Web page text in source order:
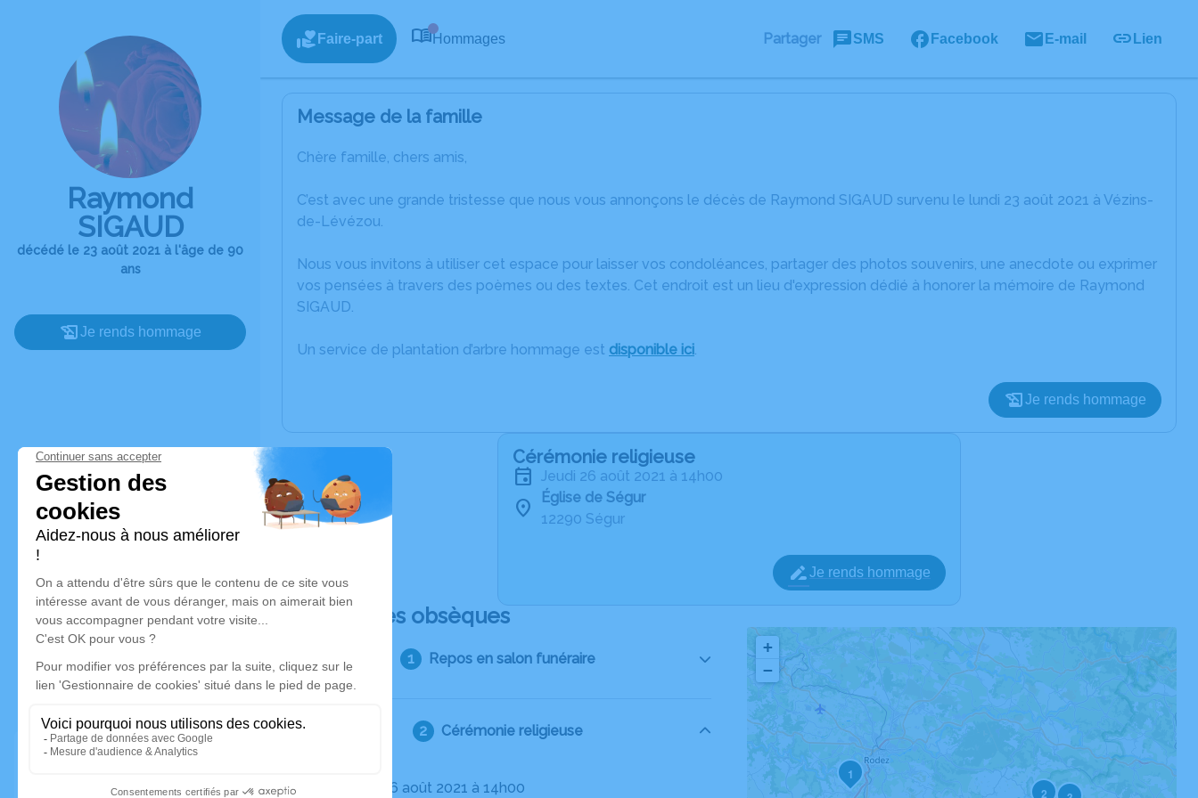
Raymond
SIGAUD
décédé le 23 août 2021 à l'âge de 90
ans
Je rends hommage
Faire-part Hommages Partager SMS Facebook E-mail Lien
Message de la famille
Chère famille, chers amis,
C’est avec une grande tristesse que nous vous annonçons le décès de Raymond SIGAUD survenu le lundi 23 août 2021 à Vézins-
de-Lévézou.
Nous vous invitons à utiliser cet espace pour laisser vos condoléances, partager des photos souvenirs, une anecdote ou exprimer
vos pensées à travers des poèmes ou des textes. Cet endroit est un lieu d'expression dédié à honorer la mémoire de Raymond
SIGAUD.
Un service de plantation d’arbre hommage est disponible ici.
Je rends hommage
Cérémonie religieuse
jeudi 26 août 2021 à 14h00
Église de Ségur
12290 Ségur
Je rends hommage
Déroulé des obsèques
Repos en salon funéraire
Cérémonie religieuse
Le jeudi 26 août 2021 à 14h00
1
2
+
−